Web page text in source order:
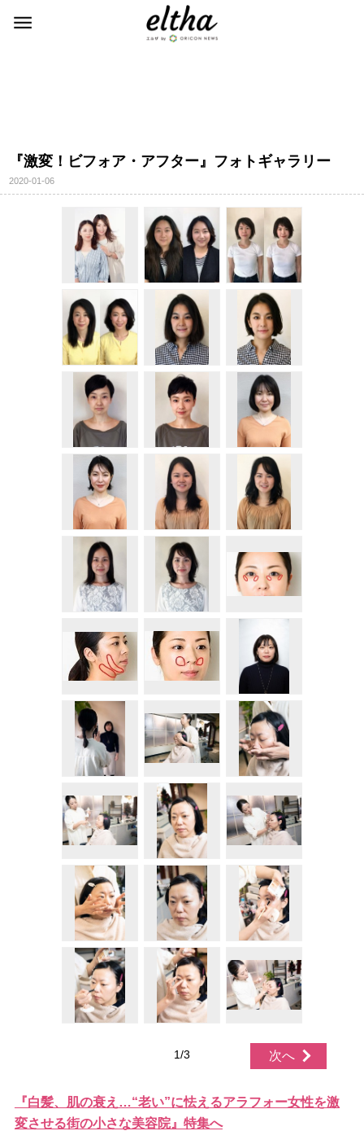
『激変！ビフォア・アフター』フォトギャラリー
2020-01-06
次へ
1/3
『白髪、肌の衰え…“老い”に怯えるアラフォー女性を激
変させる街の小さな美容院』特集へ